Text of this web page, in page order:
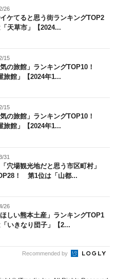
26
イケてると思う街ランキングTOP2
天草市」【2024...
15
気の旅館」ランキングTOP10！
旅館」【2024年1...
15
気の旅館」ランキングTOP10！
旅館」【2024年1...
31
穴場観光地だと思う市区町村」
！ 第1位は「山都...
26
ほしい熊本土産」ランキングTOP1
いきなり団子」【2...
Recommended by